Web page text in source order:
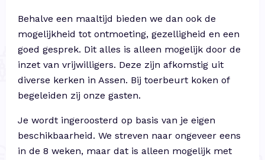
Behalve een maaltijd bieden we dan ook de
mogelijkheid tot ontmoeting, gezelligheid en een
goed gesprek. Dit alles is alleen mogelijk door de
inzet van vrijwilligers. Deze zijn afkomstig uit
diverse kerken in Assen. Bij toerbeurt koken of
begeleiden zij onze gasten.
Je wordt ingeroosterd op basis van je eigen
beschikbaarheid. We streven naar ongeveer eens
in de 8 weken, maar dat is alleen mogelijk met